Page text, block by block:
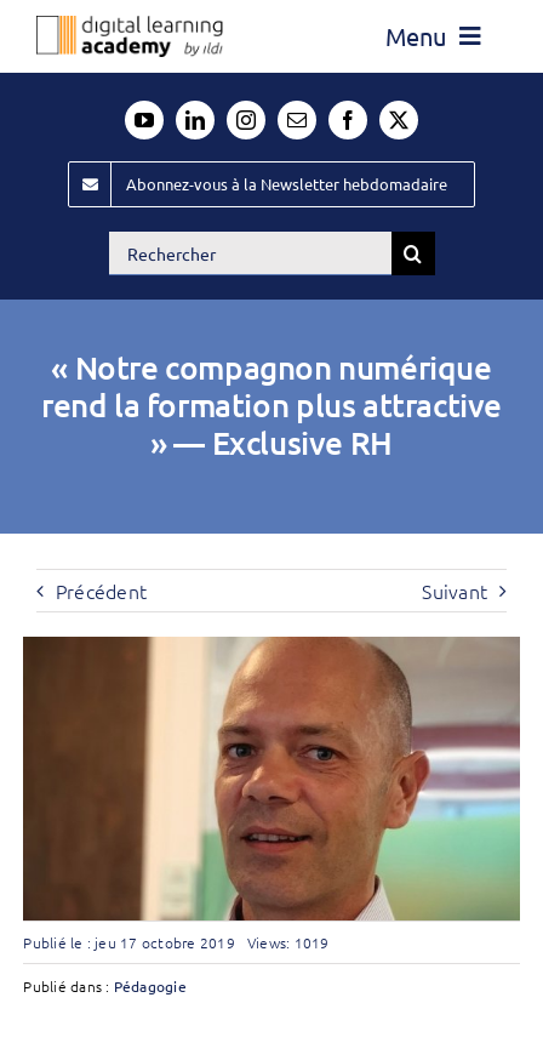
Passer
Menu
Évènements ILDI
Offres d’emploi
Publiez
Abonnez-vous à la Newsletter hebdomadaire
Rechercher:
« Notre compagnon numérique
rend la formation plus attractive
» — Exclusive RH
Précédent Suivant
Publié le : jeu 17 octobre 2019 Views: 1019
Publié dans : Pédagogie